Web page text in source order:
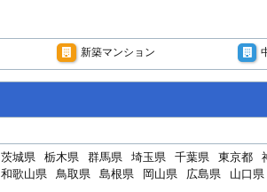
新築マンション
茨城県 栃木県 群馬県 埼玉県 千葉県 東京都
和歌山県 鳥取県 島根県 岡山県 広島県 山口県